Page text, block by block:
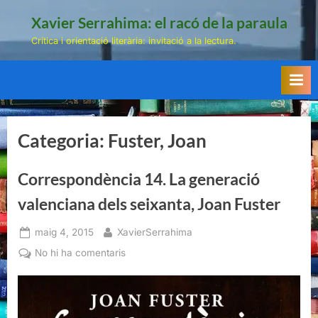
Xavier Serrahima: el racó de la paraula
Crítica i orientació literària: invitació a la lectura.
Categoria: Fuster, Joan
Correspondència 14. La generació
valenciana dels seixanta, Joan Fuster
Posted
on
maig 4, 2015 By
XavierSerrahima
No hi ha comentarisa
La